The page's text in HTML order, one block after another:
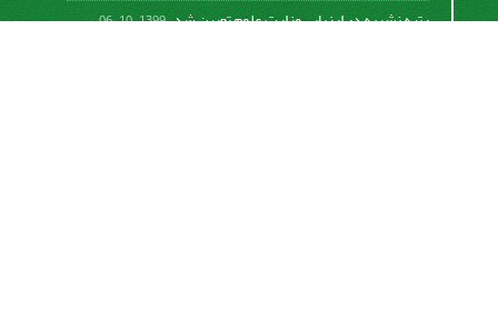
رتبه نشریه در ارزیابی وزارت علوم تعیین شد.1399-10-06